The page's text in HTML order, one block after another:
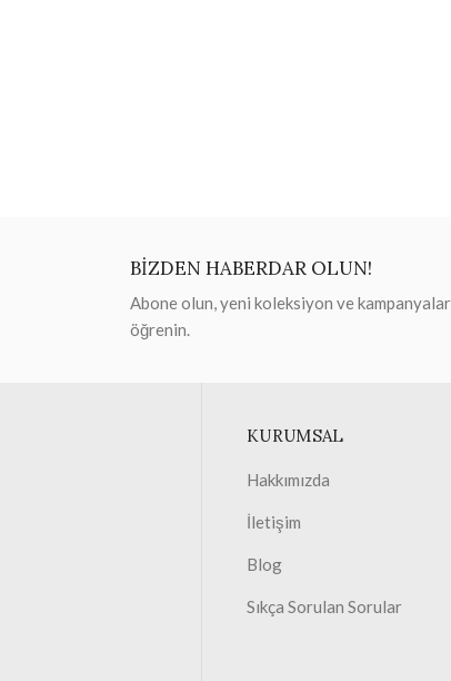
BİZDEN HABERDAR OLUN!
Abone olun, yeni koleksiyon ve
öğrenin.
KURUMSAL
Hakkımızda
İletişim
Blog
Sıkça Sorulan Sorular